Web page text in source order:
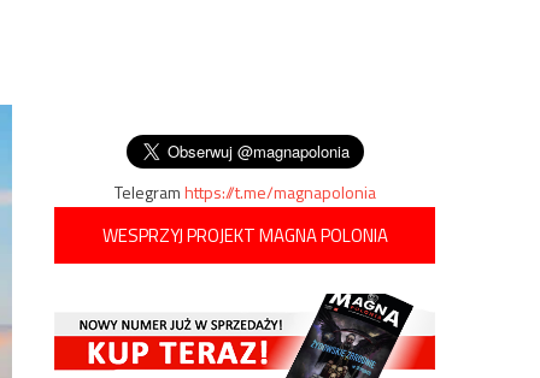
Telegramhttps://t.me/magnapolonia
WESPRZYJ PROJEKT MAGNA POLONIA